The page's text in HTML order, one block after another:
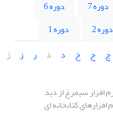
دوره 7
دوره 6
دوره 2
دوره 1
چ ح خ د ذ ر ز ژ
افزار سیمرغ از دید
کتابخانه ای